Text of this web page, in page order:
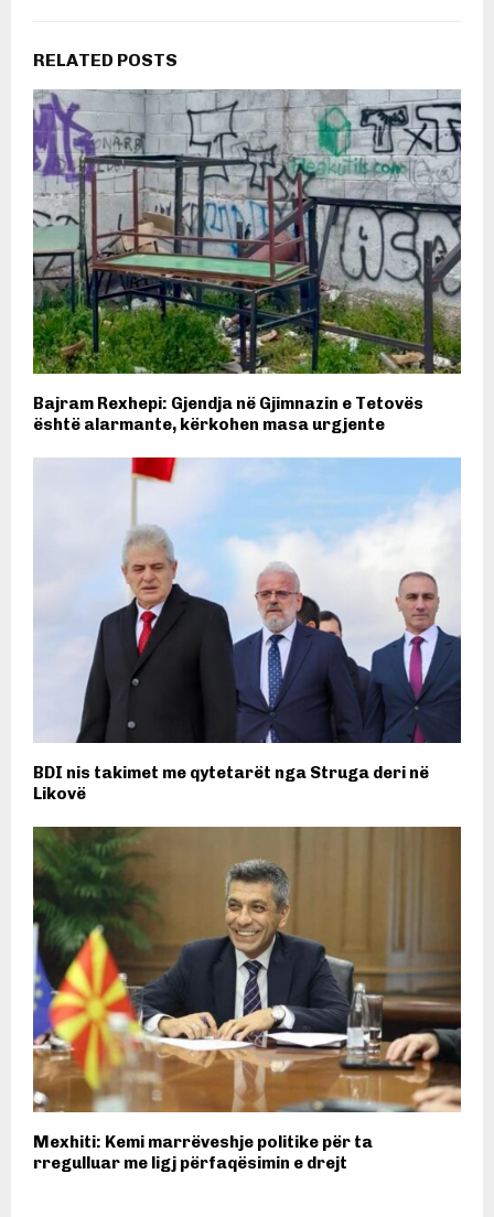
RELATED POSTS
Bajram Rexhepi: Gjendja në Gjimnazin e Tetovës
është alarmante, kërkohen masa urgjente
BDI nis takimet me qytetarët nga Struga deri në
Likovë
Mexhiti: Kemi marrëveshje politike për ta
rregulluar me ligj përfaqësimin e drejt